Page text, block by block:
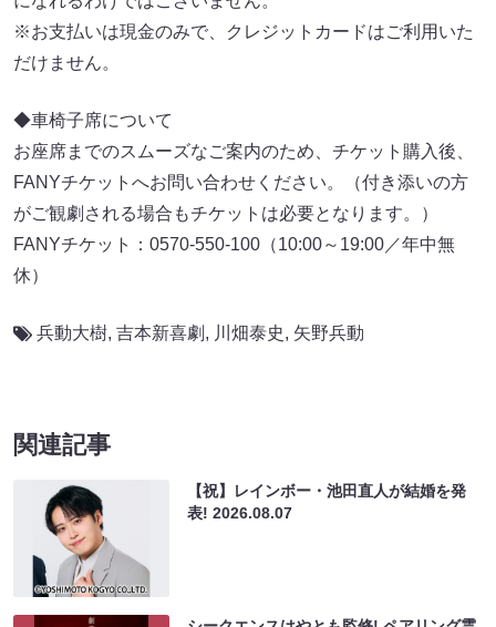
※お支払いは現金のみで、クレジットカードはご利用いた
だけません。
◆車椅子席について
お座席までのスムーズなご案内のため、チケット購入後、
FANYチケットへお問い合わせください。（付き添いの方
がご観劇される場合もチケットは必要となります。）
FANYチケット：0570-550-100（10:00～19:00／年中無
休）
兵動大樹, 吉本新喜劇 , 川畑泰史, ⽮野兵動
関連記事
【祝】レインボー・池田直人が結婚を発
表!2026.08.07